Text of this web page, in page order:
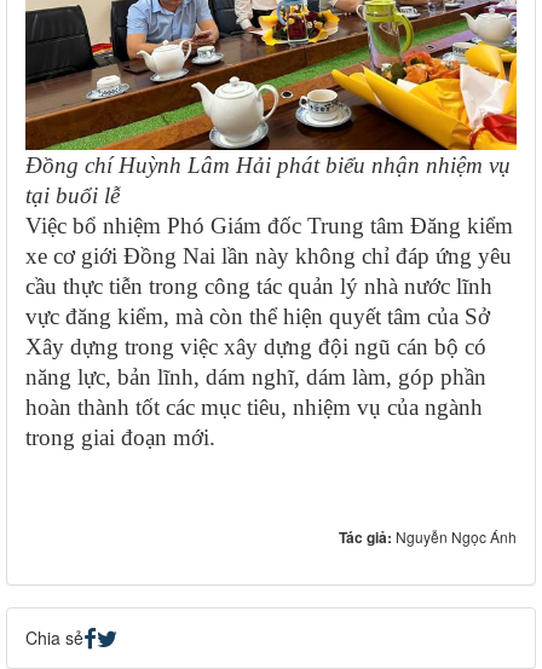
Đồng chí Huỳnh Lâm Hải phát biểu nhận nhiệm vụ
tại buổi lễ
Việc bổ nhiệm Phó Giám đốc Trung tâm Đăng kiểm
xe cơ giới Đồng Nai lần này không chỉ đáp ứng yêu
cầu thực tiễn trong công tác quản lý nhà nước lĩnh
vực đăng kiểm, mà còn thể hiện quyết tâm của Sở
Xây dựng trong việc xây dựng đội ngũ cán bộ có
năng lực, bản lĩnh, dám nghĩ, dám làm, góp phần
hoàn thành tốt các mục tiêu, nhiệm vụ của ngành
trong giai đoạn mới.
Tác giả: Nguyễn Ngọc Ánh
Chia sẻ